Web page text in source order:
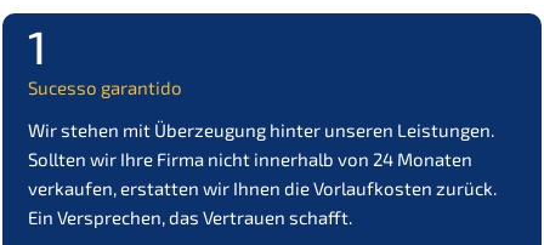
1
Suces­so garantido
Wir stehen mit Überzeu­gung hinter unseren Leistun­gen.
Sollten wir Ihre Firma nicht inner­halb von 24 Monaten
verkau­fen, erstat­ten wir Ihnen die Vorlauf­kos­ten zurück.
Ein Verspre­chen, das Vertrau­en schafft.